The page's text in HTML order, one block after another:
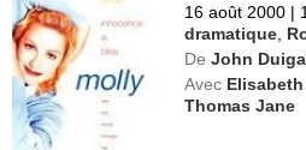
16 août 2000 |
dramatique
De John
Avec
Thomas Jane